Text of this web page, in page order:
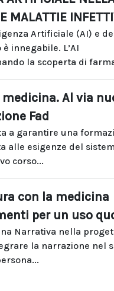
MALATTIE
Artificiale (AI) e
innegabile. L’AI
la scoperta di
Al via
Fad
a garantire una
alle esigenze del
corso...
con la medicina
per un uso
Narrativa nella
la narrazione nel